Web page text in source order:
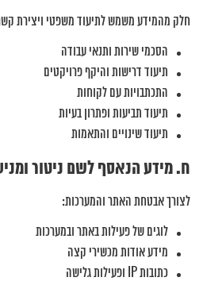
חלק מהמידע משמש לתיעוד משפטי ויצירת
הסכמי שירות ותנאי עבודה
תיעוד דרישות והיקף פרויקטים
התכתבויות עם לקוחות
תיעוד תביעות ופתרון בעיות
תיעוד שינויים והתאמות
ח. מידע הנאסף לשם ניטור
לצורך אבטחת האתר והמערכות:
לוגים של פעילות באתר ובמערכות
מידע אודות מכשירי קצה
כתובות IP ופעילות גלישה